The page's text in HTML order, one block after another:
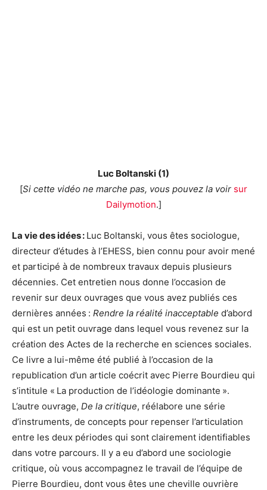
Luc Boltanski (1)
[Si cette vidéo ne marche pas, vous pouvez la voir sur
Dailymotion.]
La vie des idées : Luc Boltanski, vous êtes sociologue,
directeur d’études à l’EHESS, bien connu pour avoir mené
et participé à de nombreux travaux depuis plusieurs
décennies. Cet entretien nous donne l’occasion de
revenir sur deux ouvrages que vous avez publiés ces
dernières années : Rendre la réalité inacceptable d’abord
qui est un petit ouvrage dans lequel vous revenez sur la
création des Actes de la recherche en sciences sociales.
Ce livre a lui-même été publié à l’occasion de la
republication d’un article coécrit avec Pierre Bourdieu qui
s’intitule « La production de l’idéologie dominante ».
L’autre ouvrage, De la critique, réélabore une série
d’instruments, de concepts pour repenser l’articulation
entre les deux périodes qui sont clairement identifiables
dans votre parcours. Il y a eu d’abord une sociologie
critique, où vous accompagnez le travail de l’équipe de
Pierre Bourdieu, dont vous êtes une cheville ouvrière